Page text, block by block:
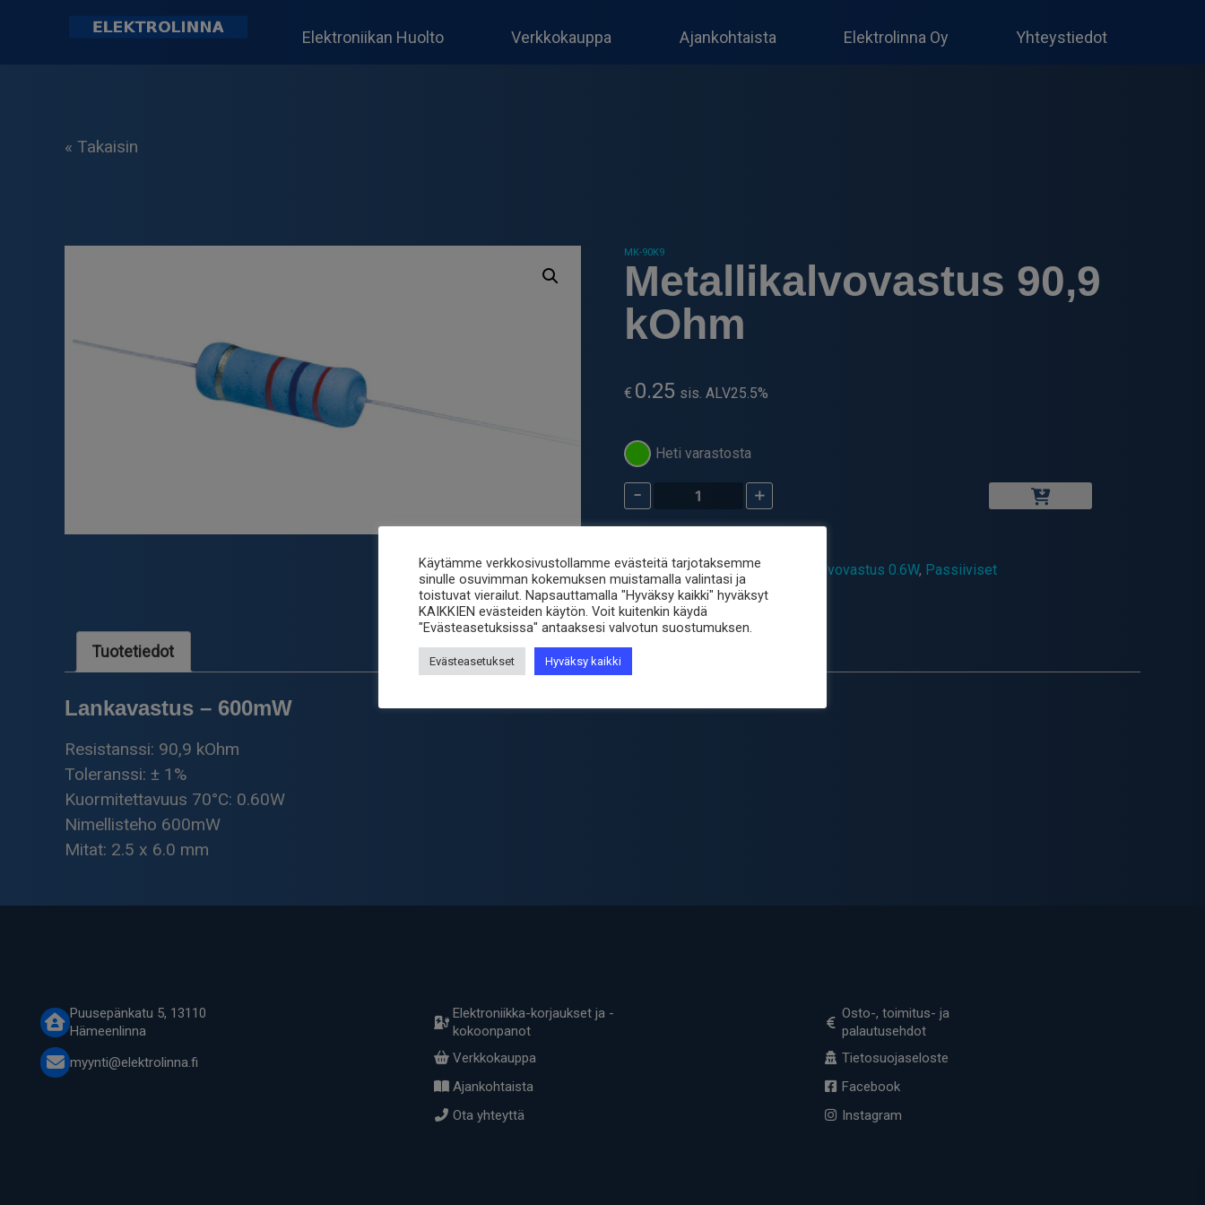
Elektroniikan Huolto Verkkokauppa Ajankohtaista Elektrolinna Oy Yhteystiedot
« Takaisin
MK-90K9
Metallikalvovastus 90,9
kOhm
€ 0.25 sis. ALV25.5%
Heti varastosta
-
Metallikalvovastus
90,9
määrä
+
Osastot:Komponentit Metallikalvovastus 0.6W, Passiiviset
Avainsana tuotteellevastus
Tuotetiedot
Lankavastus – 600mW
Resistanssi: 90,9 kOhm
Toleranssi: ± 1%
Kuormitettavuus 70°C: 0.60W
Nimellisteho 600mW
Mitat: 2.5 x 6.0 mm
Puusepänkatu 5, 13110
Hämeenlinna
myynti@elektrolinna.fi
Elektroniikka-korjaukset ja -
kokoonpanot
Verkkokauppa
Ajankohtaista
Ota yhteyttä
Osto-, toimitus- ja
palautusehdot
Tietosuojaseloste
Facebook
Instagram
Käytämme verkkosivustollamme evästeitä tarjotaksemme
sinulle osuvimman kokemuksen muistamalla valintasi ja
toistuvat vierailut. Napsauttamalla "Hyväksy kaikki" hyväksyt
KAIKKIEN evästeiden käytön. Voit kuitenkin käydä
"Evästeasetuksissa" antaaksesi valvotun suostumuksen.
Evästeasetukset Hyväksy kaikki